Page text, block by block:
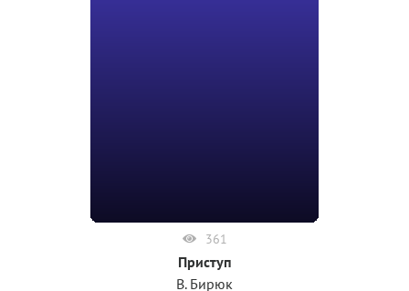
361
Приступ
В. Бирюк